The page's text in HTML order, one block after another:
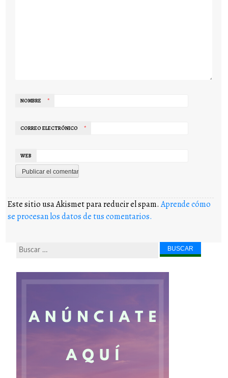
NOMBRE *
CORREO ELECTRÓNICO *
WEB
Este sitio usa Akismet para reducir el spam.Aprende cómo
se procesan los datos de tus comentarios.
Buscar...